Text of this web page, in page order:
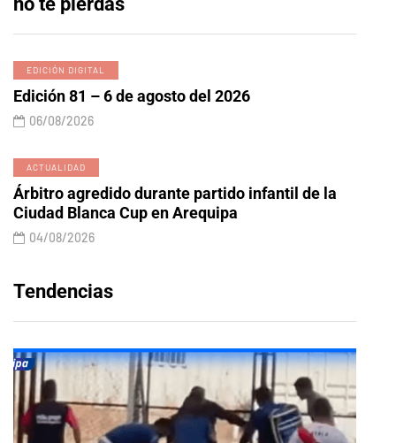
EDICIÓN DIGITAL
Edición 81 – 6 de agosto del 2026
06/08/2026
ACTUALIDAD
Árbitro agredido durante partido infantil de la
Ciudad Blanca Cup en Arequipa
04/08/2026
Tendencias